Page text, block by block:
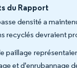
du Rapport
densité a
recyclés devraient
paillage
et d'enrubannage